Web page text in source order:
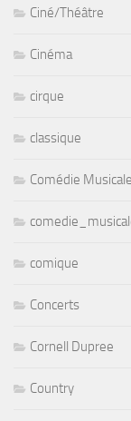
Ciné/Théâtre
Cinéma
cirque
classique
Comédie Musicale
comique
Concerts
Cornell Dupree
Country